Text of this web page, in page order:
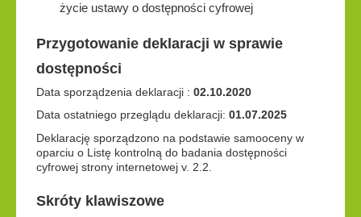
życie ustawy o dostępności cyfrowej
Przygotowanie deklaracji w sprawie
dostępności
Data sporządzenia deklaracji : 02.10.2020
Data ostatniego przeglądu deklaracji: 01.07.2025
Deklarację sporządzono na podstawie samooceny w
oparciu o Listę kontrolną do badania dostępności
cyfrowej strony internetowej v. 2.2.
Skróty klawiszowe